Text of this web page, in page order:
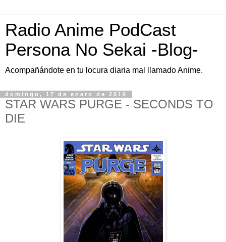
Radio Anime PodCast
Persona No Sekai -Blog-
Acompañándote en tu locura diaria mal llamado Anime.
domingo, 17 de enero de 2010
STAR WARS PURGE - SECONDS TO
DIE